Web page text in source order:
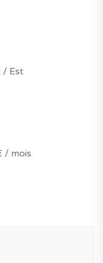
sur un jardin
pour 1
dans le
locatif,
vacances ou
/ Est
/ mois